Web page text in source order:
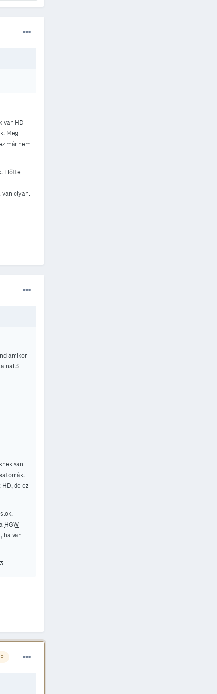
van HD
Meg
már nem
Előtte
van olyan.
amikor
3
van
HD, de ez
HGW
ha van